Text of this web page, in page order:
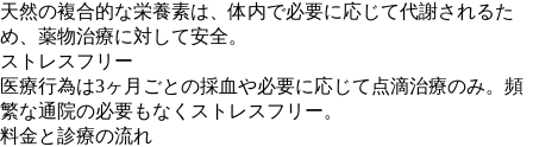
天然の複合的な栄養素は、体内で必要に応じて代謝されるた
め、薬物治療に対して安全。
ストレスフリー
医療行為は3ヶ月ごとの採血や必要に応じて点滴治療のみ。頻
繁な通院の必要もなくストレスフリー。
料金と診療の流れ